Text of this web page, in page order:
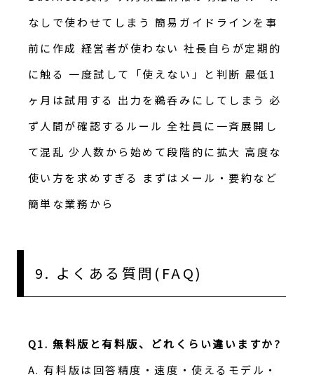
なしで使わせてしまう 簡易ガイドラインを事
前に作成 経営者が使わない 社長自らが定期的
に触る 一度試して「使えない」と判断 最低1
ヶ月は試用する 出力を鵜呑みにしてしまう 必
ず人間が確認するルール 全社員に一斉展開し
て混乱 少人数から始めて段階的に拡大 高度な
使い方を求めすぎる まずはメール・要約など
簡単な業務から
9. よくある質問(FAQ)
Q1. 無料版と有料版、どれくらい違いますか?
A. 有料版は回答精度・速度・使えるモデル・